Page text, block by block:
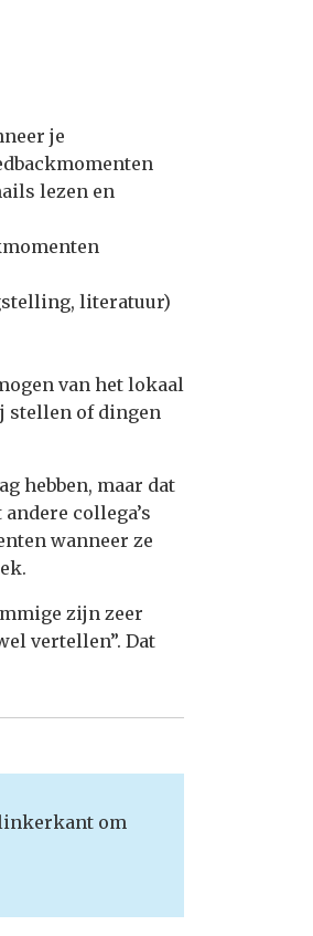
je
lezen en
literatuur)
van het lokaal
stellen of dingen
hebben, maar dat
collega’s
wanneer ze
zijn zeer
vertellen”. Dat
om